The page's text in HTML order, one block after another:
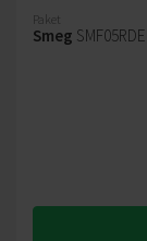
Paket
Smeg